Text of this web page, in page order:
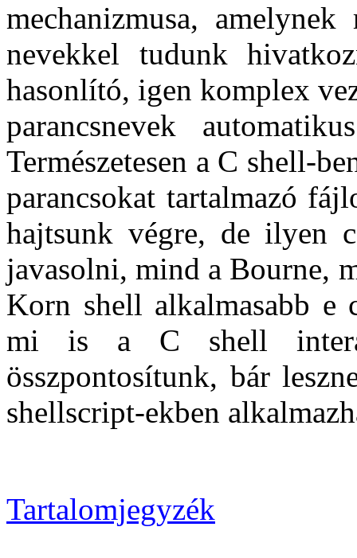
mechanizmusa,
nevekkel tudunk
hasonlító, igen komplex
parancsnevek
Természetesen a C shell-
parancsokat tartalmazó
hajtsunk végre, de ilyen
javasolni, mind a Bourne,
Korn shell alkalmasabb e
mi is a C shell
összpontosítunk, bár
shellscript-ekben
Tartalomjegyzék